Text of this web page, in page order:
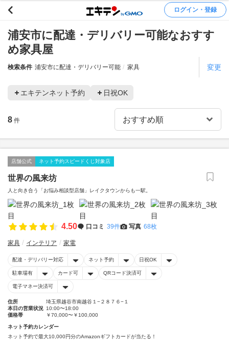
ログイン・登録
浦安市に配達・デリバリー可能なおすす
め家具屋
検索条件 浦安市に配達・デリバリー可能 家具 変更
エキテンネット予約 日祝OK
8 件
店舗公式 ネット予約スピードくじ対象店
世界の風来坊
人と向き合う「お悩み相談型店舗」レイクタウンからも一駅。
4.50 口コミ 39件 写真 68枚
家具 インテリア 家電
配達・デリバリー対応 ネット予約 日祝OK
駐車場有 カード可 QRコード決済可
電子マネー決済可
住所
埼玉県越谷市南越谷１−２８７６−１
本日の営業状況 10:00〜18:00
価格帯
￥70,000〜￥100,000
ネット予約カレンダー
ネット予約で最大10,000円分のAmazonギフトカードが当たる！